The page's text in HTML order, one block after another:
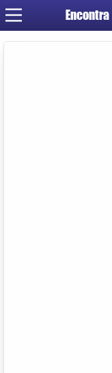
Encontra